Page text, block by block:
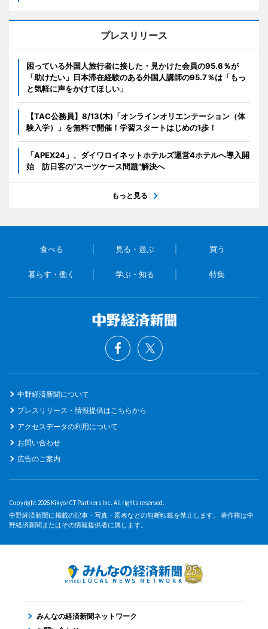
プレスリリース
困っている外国人旅行者に接した・見かけた会員の95.6％が
「助けたい」日本滞在経験のある外国人講師の95.7％は「もっ
と気軽に声をかけてほしい」
【TAC公務員】8/13(木)「オンラインオリエンテーション（体
験入学）」を無料で開催！学習スタートはじめの1歩！
「APEX24」、ダイワロイネットホテルズ運営4ホテルへ導入開
始 訪日客の“スーツケース問題”解決へ
もっと見る
食べる 見る・遊ぶ 買う
暮らす・働く 学ぶ・知る 特集
中野経済新聞について
プレスリリース・情報提供はこちらから
アクセスデータの利用について
お問い合わせ
広告のご案内
Copyright 2026 Kikyo ICT Partners Inc. All rights reserved.
中野経済新聞に掲載の記事・写真・図表などの無断転載を禁止します。 著作権は中
野経済新聞またはその情報提供者に属します。
みんなの経済新聞ネットワーク